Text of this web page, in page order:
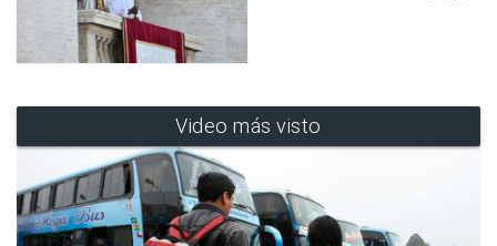
Video más visto